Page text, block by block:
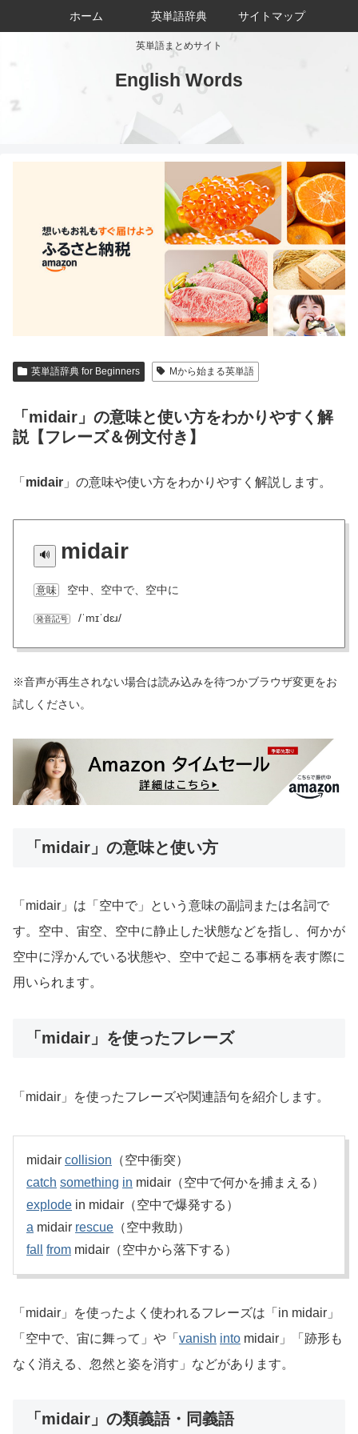
英単語まとめサイト
English Words
ホーム 英単語辞典 サイトマップ
英単語辞典 for Beginners Mから始まる英単語
「midair」の意味と使い方をわかりやすく解
説【フレーズ＆例文付き】
「 midair 」の意味や使い方をわかりやすく解説します。
midair
意味 空中、空中で、空中に
発音記号 /ˈmɪˈdɛɹ/
※音声が再生されない場合は読み込みを待つかブラウザ変更をお
試しください。
「midair」の意味と使い方
「midair」は「空中で」という意味の副詞または名詞で
す。空中、宙空、空中に静止した状態などを指し、何かが
空中に浮かんでいる状態や、空中で起こる事柄を表す際に
用いられます。
「midair」を使ったフレーズ
「midair」を使ったフレーズや関連語句を紹介します。
midair collision （空中衝突）
catch something in midair（空中で何かを捕まえる）
explode in midair（空中で爆発する）
a midair rescue （空中救助）
fall
from midair（空中から落下する）
「midair」を使ったよく使われるフレーズは「in midair」
「空中で、宙に舞って」や「 vanish into midair」「跡形も
なく消える、忽然と姿を消す」などがあります。
「midair」の類義語・同義語